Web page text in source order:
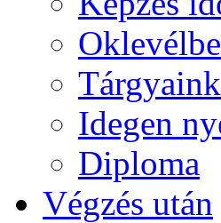
Tárgyaink
Idegen
Diploma
Végzés után